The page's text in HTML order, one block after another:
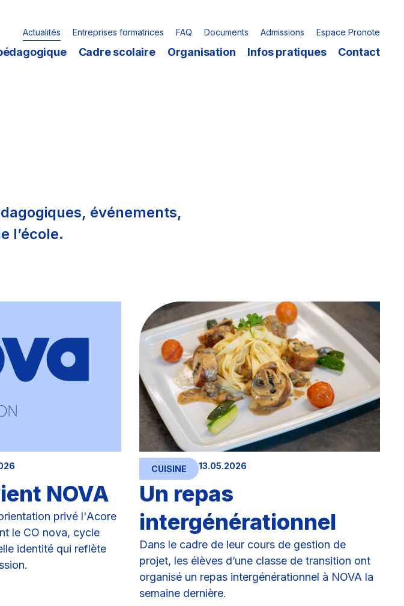
Actualités Entreprises formatrices FAQ Documents Admissions Espace Pronote
Cadre scolaire Organisation Infos pratiques Contact
événements,
l’école.
NOVA
privé l'Acore
le CO nova, cycle
identité qui reflète
CUISINE 13.05.2026
Un repas
intergénérationnel
Dans le cadre de leur cours de gestion de
projet, les élèves d’une classe de transition ont
organisé un repas intergénérationnel à NOVA la
semaine dernière.